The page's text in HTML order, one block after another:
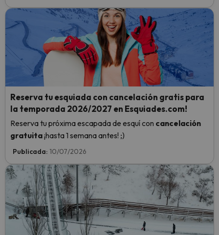
Reserva tu esquiada con cancelación gratis para
la temporada 2026/2027 en Esquiades.com!
Reserva tu próxima escapada de esquí con cancelación
gratuita¡hasta 1 semana antes! ;)
Publicada: 10/07/2026